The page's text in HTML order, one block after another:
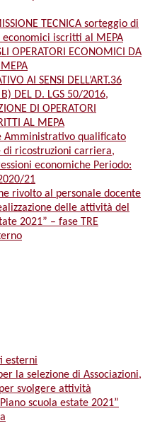
TECNICA sorteggio di
iscritti al MEPA
OPERATORI ECONOMICI DA
AI SENSI DELL’ART.36
DEL D. LGS 50/2016,
DI OPERATORI
AL MEPA
Amministrativo qualificato
di ricostruzioni carriera,
economiche Periodo:
21
rivolto al personale docente
delle attività del
2021” – fase TRE
esterni
la selezione di Associazioni,
svolgere attività
scuola estate 2021”